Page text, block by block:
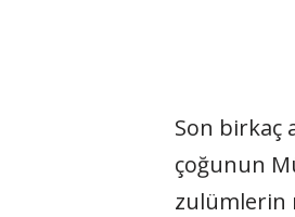
Son birkaç
çoğunun
zulümlerin